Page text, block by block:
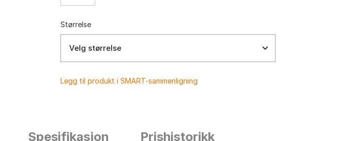
Størrelse
Velg størrelse
Legg til produkt i SMART-sammenligning
Spesifikasjon Prishistorikk